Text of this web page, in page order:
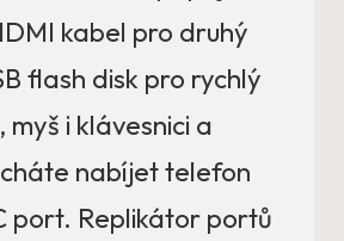
kabel pro druhý
flash disk pro rychlý
i klávesnici a
nabíjet telefon
port. Replikátor portů